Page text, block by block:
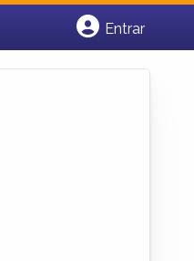
Entrar